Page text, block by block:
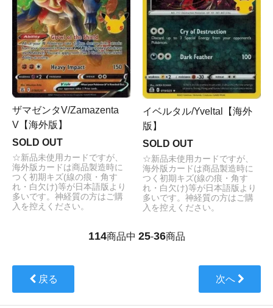
ザマゼンタV/Zamazenta
V【海外版】
SOLD OUT
☆新品未使用カードですが、
海外版カードは商品製造時に
つく初期キズ(線の痕・角す
れ・白欠け)等が日本語版より
多いです。神経質の方はご購
入を控えください。
イベルタル/Yveltal【海外
版】
SOLD OUT
☆新品未使用カードですが、
海外版カードは商品製造時に
つく初期キズ(線の痕・角す
れ・白欠け)等が日本語版より
多いです。神経質の方はご購
入を控えください。
114商品中 25-36商品
戻る 次へ